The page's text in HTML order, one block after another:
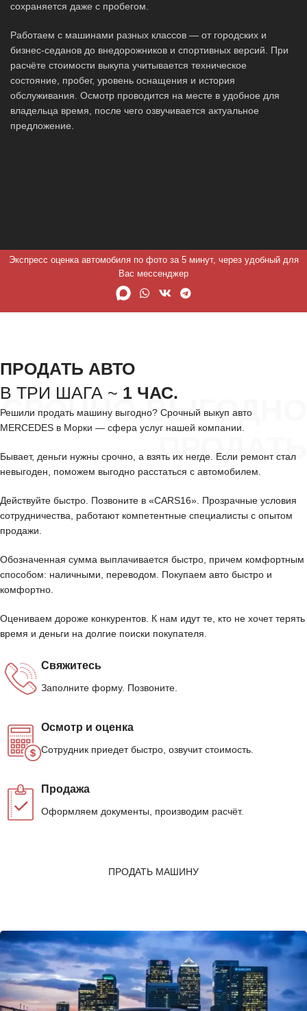
сохраняется даже с пробегом.
Работаем с машинами разных классов — от городских и
бизнес-седанов до внедорожников и спортивных версий. При
расчёте стоимости выкупа учитывается техническое
состояние, пробег, уровень оснащения и история
обслуживания. Осмотр проводится на месте в удобное для
владельца время, после чего озвучивается актуальное
предложение.
Экспресс оценка автомобиля по фото за 5 минут, через удобный для
Вас мессенджер
СРОЧНО ВЫГОДНО
ПРОДАТЬ
ПРОДАТЬ АВТО
В ТРИ ШАГА ~ 1 ЧАС.
Решили продать машину выгодно? Срочный выкуп авто
MERCEDES в Морки — сфера услуг нашей компании.
Бывает, деньги нужны срочно, а взять их негде. Если ремонт стал
невыгоден, поможем выгодно расстаться с автомобилем.
Действуйте быстро. Позвоните в «CARS16». Прозрачные условия
сотрудничества, работают компетентные специалисты с опытом
продажи.
Обозначенная сумма выплачивается быстро, причем комфортным
способом: наличными, переводом. Покупаем авто быстро и
комфортно.
Оцениваем дороже конкурентов. К нам идут те, кто не хочет терять
время и деньги на долгие поиски покупателя.
Свяжитесь
Заполните форму. Позвоните.
Осмотр и оценка
Сотрудник приедет быстро, озвучит стоимость.
Продажа
Оформляем документы, производим расчёт.
ПРОДАТЬ МАШИНУ